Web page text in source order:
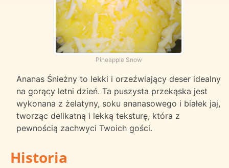
Pineapple Snow
Ananas Śnieżny to lekki i orzeźwiający deser idealny
na gorący letni dzień. Ta puszysta przekąska jest
wykonana z żelatyny, soku ananasowego i białek jaj,
tworząc delikatną i lekką teksturę, która z
pewnością zachwyci Twoich gości.
Historia